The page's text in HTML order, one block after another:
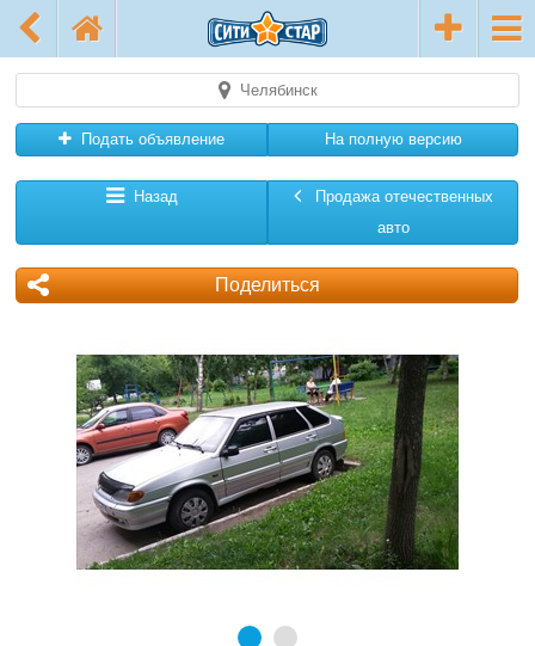
Челябинск
Подать объявление На полную версию
Назад
Продажа отечественных
авто
Поделиться